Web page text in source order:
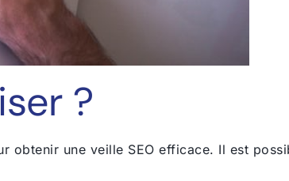
?
obtenir une veille SEO efficace. Il est